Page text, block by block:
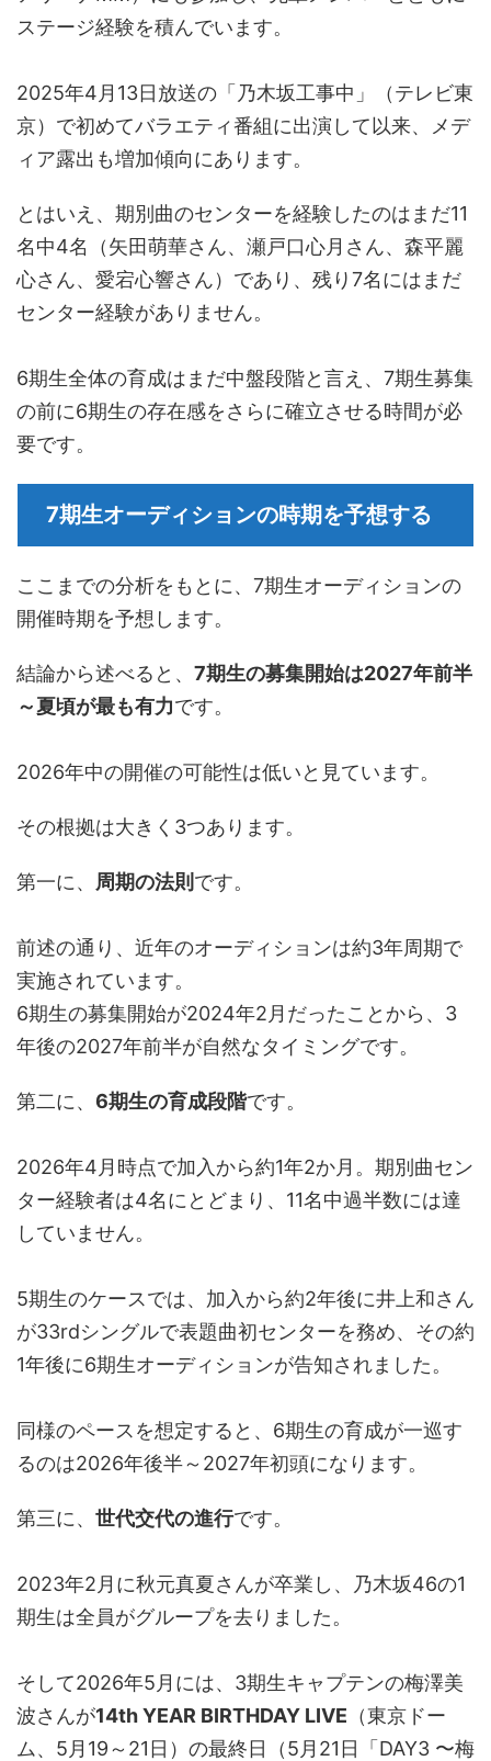
ステージ経験を積んでいます。
2025年4月13日放送の「乃木坂工事中」（テレビ東
京）で初めてバラエティ番組に出演して以来、メデ
ィア露出も増加傾向にあります。
とはいえ、期別曲のセンターを経験したのはまだ11
名中4名（矢田萌華さん、瀬戸口心月さん、森平麗
心さん、愛宕心響さん）であり、残り7名にはまだ
センター経験がありません。
6期生全体の育成はまだ中盤段階と言え、7期生募集
の前に6期生の存在感をさらに確立させる時間が必
要です。
7期生オーディションの時期を予想する
ここまでの分析をもとに、7期生オーディションの
開催時期を予想します。
結論から述べると、 7期生の募集開始は2027年前半
～夏頃が最も有力です。
2026年中の開催の可能性は低いと見ています。
その根拠は大きく3つあります。
第一に、 周期の法則 です。
前述の通り、近年のオーディションは約3年周期で
実施されています。
6期生の募集開始が2024年2月だったことから、3
年後の2027年前半が自然なタイミングです。
第二に、 6期生の育成段階です。
2026年4月時点で加入から約1年2か月。期別曲セン
ター経験者は4名にとどまり、11名中過半数には達
していません。
5期生のケースでは、加入から約2年後に井上和さん
が33rdシングルで表題曲初センターを務め、その約
1年後に6期生オーディションが告知されました。
同様のペースを想定すると、6期生の育成が一巡す
るのは2026年後半～2027年初頭になります。
第三に、 世代交代の進行です。
2023年2月に秋元真夏さんが卒業し、乃木坂46の1
期生は全員がグループを去りました。
そして2026年5月には、3期生キャプテンの梅澤美
波さんが14th YEAR BIRTHDAY LIVE （東京ドー
ム、5月19～21日）の最終日（5月21日「DAY3 〜梅